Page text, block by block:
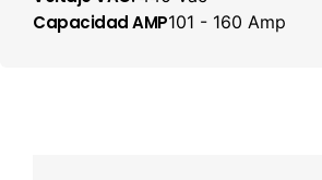
Capacidad AMP101 - 160 Amp